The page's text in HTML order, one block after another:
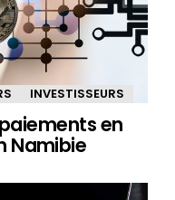
INVESTISSEURS
en
Namibie